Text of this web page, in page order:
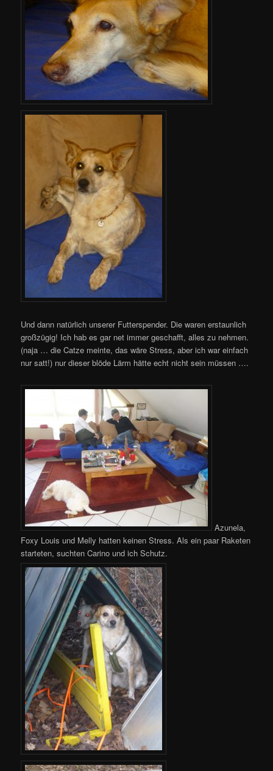
Und dann natürlich unserer Futterspender. Die waren erstaunlich
großzügig! Ich hab es gar net immer geschafft, alles zu nehmen.
(naja … die Catze meinte, das wäre Stress, aber ich war einfach
nur satt!) nur dieser blöde Lärm hätte echt nicht sein müssen ….
Azunela,
Foxy Louis und Melly hatten keinen Stress. Als ein paar Raketen
starteten, suchten Carino und ich Schutz.